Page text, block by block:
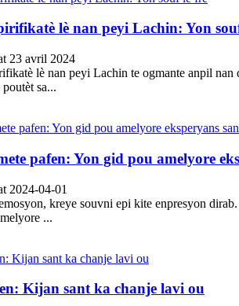
lè nan peyi Lachin: Yon
23 avril 2024
lè nan peyi Lachin te ogmante anpil
sa...
pafen: Yon gid pou amelyore
2024-04-01
kreye souvni epi kite enpresyon
...
Kijan sant ka chanje lavi ou